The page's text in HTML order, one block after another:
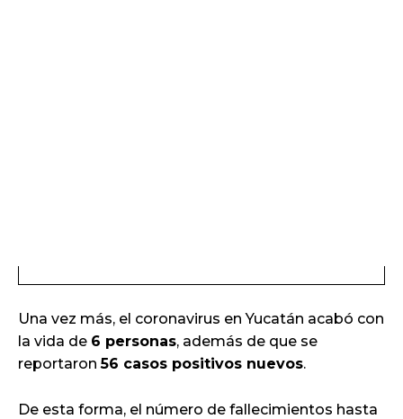
Una vez más, el coronavirus en Yucatán acabó con
la vida de 6 personas, además de que se
reportaron56 casos positivos nuevos.
De esta forma, el número de fallecimientos hasta